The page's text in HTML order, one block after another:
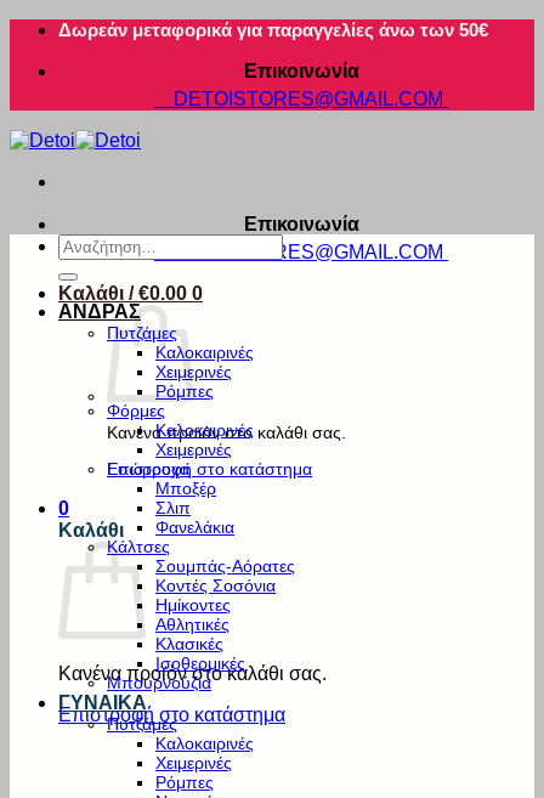
Μετάβαση
περιεχόμενο
Δωρεάν μεταφορικά για παραγγελίες άνω των 50€
Επικοινωνία
DETOISTORES@GMAIL.COM
Επικοινωνία
DETOISTORES@GMAIL.COM
Καλάθι /€0.00 0
Κανένα προϊόν στο καλάθι σας.
Επιστροφή στο κατάστημα
0
Καλάθι
Κανένα προϊόν στο καλάθι σας.
Επιστροφή στο κατάστημα
Αναζήτηση
για:
ΑΝΔΡΑΣ
Πυτζάμες
Καλοκαιρινές
Χειμερινές
Ρόμπες
Φόρμες
Καλοκαιρινές
Χειμερινές
Εσώρουχα
Μποξέρ
Σλιπ
Φανελάκια
Κάλτσες
Σουμπάς-Αόρατες
Κοντές Σοσόνια
Ημίκοντες
Αθλητικές
Κλασικές
Ισοθερμικές
Μπουρνούζια
ΓΥΝΑΙΚΑ
Πυτζάμες
Καλοκαιρινές
Χειμερινές
Ρόμπες